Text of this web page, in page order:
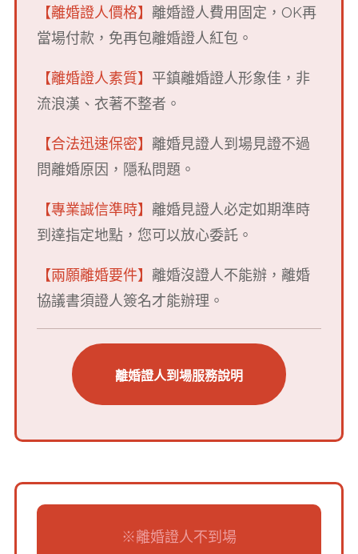
【離婚證人價格】 離婚證人費用固定，OK再
當場付款，免再包離婚證人紅包。
【離婚證人素質】 平鎮離婚證人形象佳，非
流浪漢、衣著不整者。
【合法迅速保密】 離婚見證人到場見證不過
問離婚原因，隱私問題。
【專業誠信準時】 離婚見證人必定如期準時
到達指定地點，您可以放心委託。
【兩願離婚要件】 離婚沒證人不能辦，離婚
協議書須證人簽名才能辦理。
離婚證人到場服務說明
※離婚證人不到場